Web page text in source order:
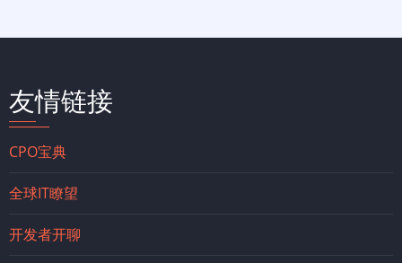
友情链接
CPO宝典
全球IT瞭望
开发者开聊